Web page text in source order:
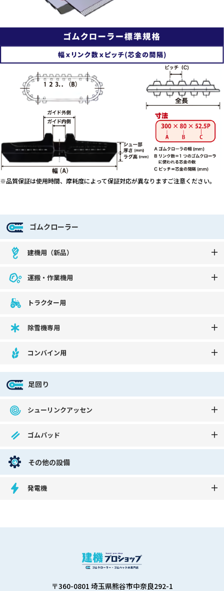
※品質保証は使用時間、摩耗度によって保証対応が異なりますご注意ください。
ゴムクローラー
建機用（新品）
運搬・作業機用
トラクター用
除雪機専用
コンバイン用
足回り
シューリンクアッセン
ゴムパッド
その他の設備
発電機
〒360-0801 埼玉県熊谷市中奈良292-1